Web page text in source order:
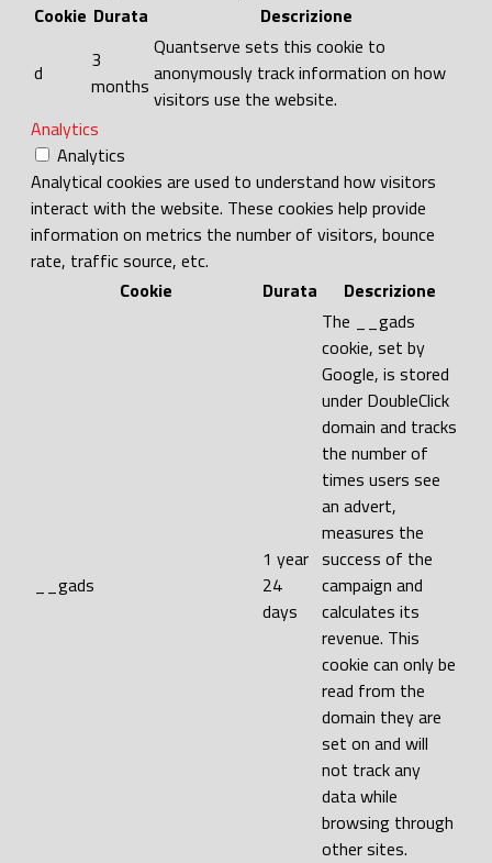
Cookie Durata Descrizione
d
3
months
Quantserve sets this cookie to
anonymously track information on how
visitors use the website.
Analytics
Analytics
Analytical cookies are used to understand how visitors
interact with the website. These cookies help provide
information on metrics the number of visitors, bounce
rate, traffic source, etc.
Cookie
Durata Descrizione
__gads
1 year
24
days
The __gads
cookie, set by
Google, is stored
under DoubleClick
domain and tracks
the number of
times users see
an advert,
measures the
success of the
campaign and
calculates its
revenue. This
cookie can only be
read from the
domain they are
set on and will
not track any
data while
browsing through
other sites.